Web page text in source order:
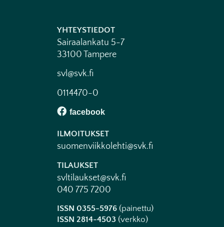
YHTEYSTIEDOT
Sairaalankatu 5-7
33100 Tampere
svl@svk.fi
0114470-0
ILMOITUKSET
suomenviikkolehti@svk.fi
TILAUKSET
svltilaukset@svk.fi
040 775 7200
ISSN 0355-5976 (painettu)
ISSN 2814-4503 (verkko)